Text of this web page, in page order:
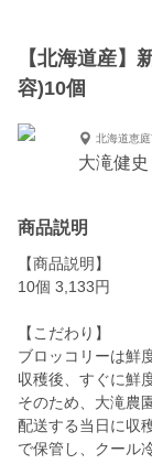
【北海道産】
容)10個
北海道恵
大滝健史
商品説明
【商品説明】
10個 3,133円
【こだわり】
ブロッコリーは鮮
収穫後、すぐに鮮
そのため、大滝農
配送する当日に収
で保管し、クール